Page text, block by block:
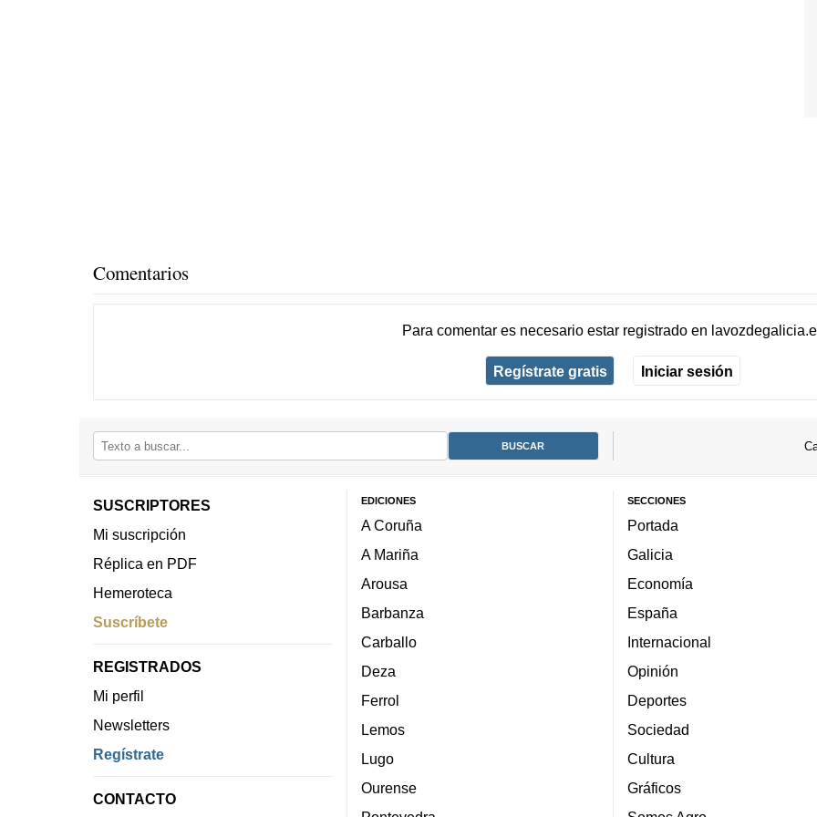
Comentarios
Para comentar es necesario estar registradoen
Regístrate gratis Iniciar sesión
SUSCRIPTORES
Mi suscripción
Réplica en PDF
Hemeroteca
Suscríbete
REGISTRADOS
Mi perfil
Newsletters
Regístrate
CONTACTO
EDICIONES
A Coruña
A Mariña
Arousa
Barbanza
Carballo
Deza
Ferrol
Lemos
Lugo
Ourense
SECCIONES
Portada
Galicia
Economía
España
Internacional
Opinión
Deportes
Sociedad
Cultura
Gráficos